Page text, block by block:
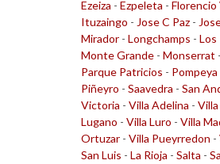
Ezeiza - Ezpeleta - Florencio
Ituzaingo - Jose C Paz -
Mirador - Longchamps - Los
Monte Grande - Monserrat -
Parque Patricios - Pompeya
Piñeyro - Saavedra - San
Victoria - Villa Adelina -
Lugano - Villa Luro - Villa
Ortuzar - Villa Pueyrredon -
San Luis - La Rioja - Salta -